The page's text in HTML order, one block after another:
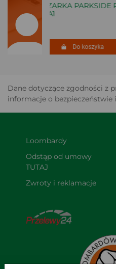
FREZARKA PARKSIDE
250 A1
Do koszyka
Dane dotyczące zgodności z
informacje o bezpieczeństwie
Loombardy
Odstąp od umowy
TUTAJ
Zwroty i reklamacje